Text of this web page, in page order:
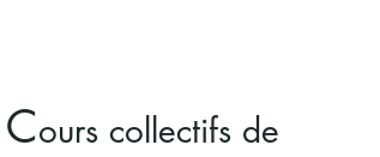
Cours collectifs de